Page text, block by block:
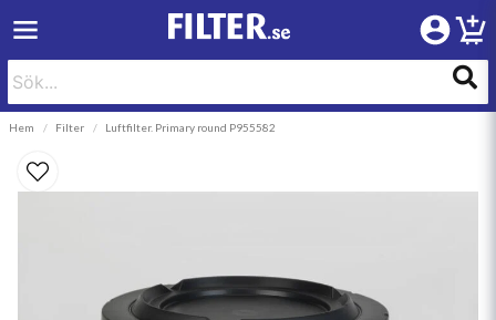
Hem Filter Luftfilter. Primary round P955582